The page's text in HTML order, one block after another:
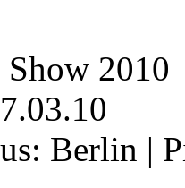
2010
Berlin |